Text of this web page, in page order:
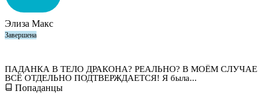
Элиза Макс
Завершена
ПАДАНКА В ТЕЛО ДРАКОНА? РЕАЛЬНО? В МОЁМ СЛУЧАЕ
ВСЁ ОТДЕЛЬНО ПОДТВЕРЖДАЕТСЯ! Я была...
Попаданцы